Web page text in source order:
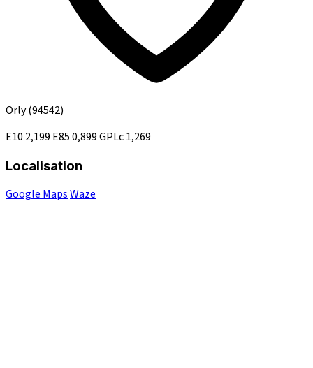
Orly(94542)
E10 2,199 E850,899GPLc1,269
Localisation
Google MapsWaze